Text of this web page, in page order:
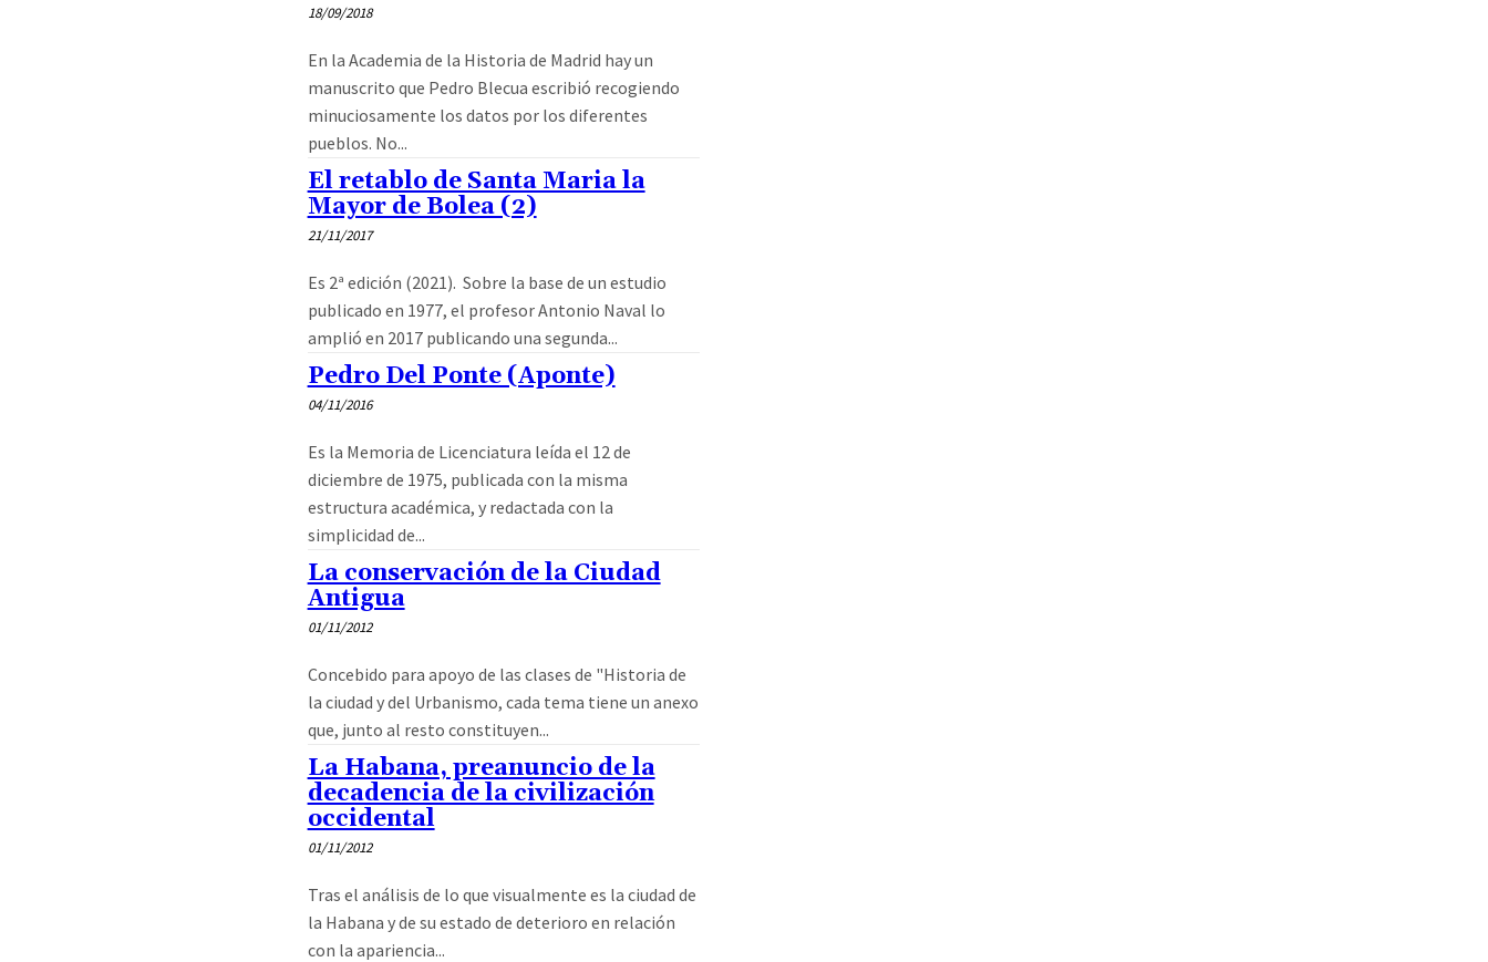
18/09/2018
En la Academia de la Historia de Madrid hay un
manuscrito que Pedro Blecua escribió recogiendo
minuciosamente los datos por los diferentes
pueblos. No...
El retablo de Santa Maria la
Mayor de Bolea (2)
21/11/2017
Es 2ª edición (2021). Sobre la base de un estudio
publicado en 1977, el profesor Antonio Naval lo
amplió en 2017 publicando una segunda...
Pedro Del Ponte (Aponte)
04/11/2016
Es la Memoria de Licenciatura leída el 12 de
diciembre de 1975, publicada con la misma
estructura académica, y redactada con la
simplicidad de...
La conservación de la Ciudad
Antigua
01/11/2012
Concebido para apoyo de las clases de "Historia de
la ciudad y del Urbanismo, cada tema tiene un anexo
que, junto al resto constituyen...
La Habana, preanuncio de la
decadencia de la civilización
occidental
01/11/2012
Tras el análisis de lo que visualmente es la ciudad de
la Habana y de su estado de deterioro en relación
con la apariencia...